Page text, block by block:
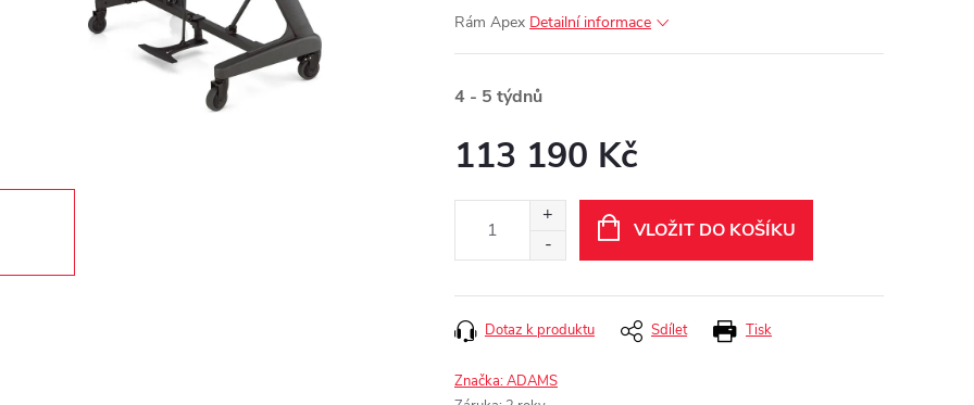
Rám Apex Detailní informace
4 - 5 týdnů
113 190 Kč
VLOŽIT DO KOŠÍKU
Tisk
Dotaz k produktu Sdílet
Značka:ADAMS